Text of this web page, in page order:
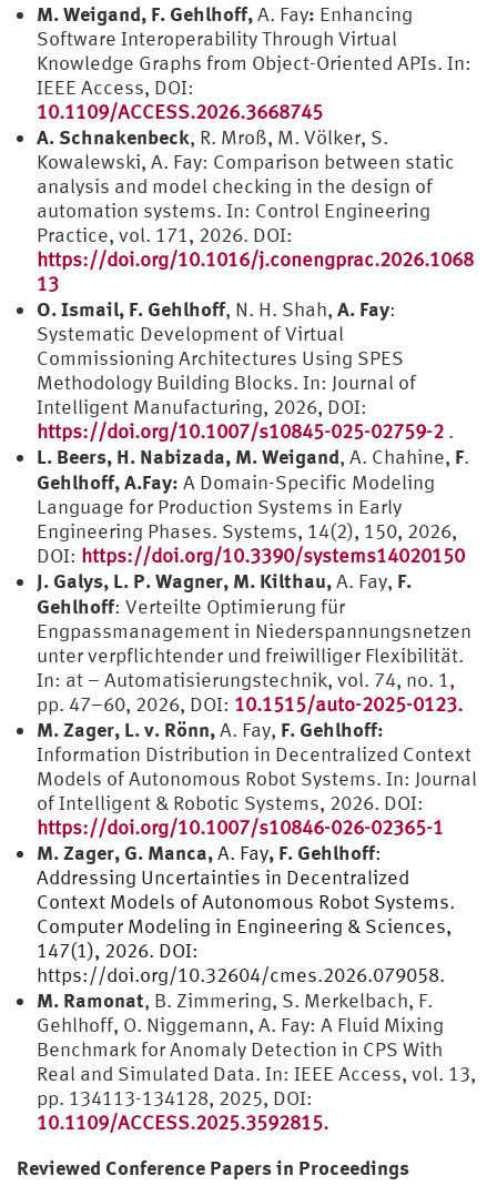
M. Weigand, F. Gehlhoff,A. Fay: Enhancing
Software Interoperability Through Virtual
Knowledge Graphs from Object-Oriented APIs. In:
IEEE Access, DOI:
10.1109/ACCESS.2026.3668745
A. Schnakenbeck, R. Mroß, M. Völker, S.
Kowalewski, A. Fay: Comparison between static
analysis and model checking in the design of
automation systems. In: Control Engineering
Practice, vol. 171, 2026. DOI:
https://doi.org/10.1016/j.conengprac.2026.1068
13
O. Ismail, F. Gehlhoff, N. H. Shah, A. Fay:
Systematic Development of Virtual
Commissioning Architectures Using SPES
Methodology Building Blocks. In: Journal of
Intelligent Manufacturing, 2026, DOI:
https://doi.org/10.1007/s10845-025-02759-2 .
L. Beers, H. Nabizada, M. Weigand, A. Chahine, F.
Gehlhoff, A.Fay: A Domain-Specific Modeling
Language for Production Systems in Early
Engineering Phases. Systems, 14(2), 150, 2026,
DOI: https://doi.org/10.3390/systems14020150
J. Galys, L. P. Wagner, M. Kilthau,A. Fay, F.
Gehlhoff: Verteilte Optimierung für
Engpassmanagement in Niederspannungsnetzen
unter verpflichtender und freiwilliger Flexibilität.
In: at – Automatisierungstechnik, vol. 74, no. 1,
pp. 47–60, 2026, DOI: 10.1515/auto-2025-0123.
M. Zager, L. v. Rönn,A. Fay, F. Gehlhoff:
Information Distribution in Decentralized Context
Models of Autonomous Robot Systems. In: Journal
of Intelligent & Robotic Systems, 2026. DOI:
https://doi.org/10.1007/s10846-026-02365-1
M. Zager, G. Manca,A. Fay, F. Gehlhoff:
Addressing Uncertainties in Decentralized
Context Models of Autonomous Robot Systems.
Computer Modeling in Engineering & Sciences,
147(1), 2026. DOI:
https://doi.org/10.32604/cmes.2026.079058.
M. Ramonat, B. Zimmering, S. Merkelbach, F.
Gehlhoff, O. Niggemann, A. Fay: A Fluid Mixing
Benchmark for Anomaly Detection in CPS With
Real and Simulated Data. In: IEEE Access, vol. 13,
pp. 134113-134128, 2025, DOI:
10.1109/ACCESS.2025.3592815.
Reviewed Conference Papers in Proceedings